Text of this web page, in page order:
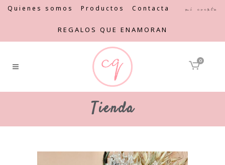
Quienes somos Productos Contacta Mi cuenta
REGALOS QUE ENAMORAN
0
Tienda